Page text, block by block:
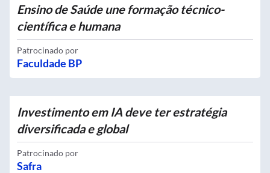
Ensino de Saúde une formação técnico-
científica e humana
Patrocinado por
Faculdade BP
Investimento em IA deve ter estratégia
diversificada e global
Patrocinado por
Safra